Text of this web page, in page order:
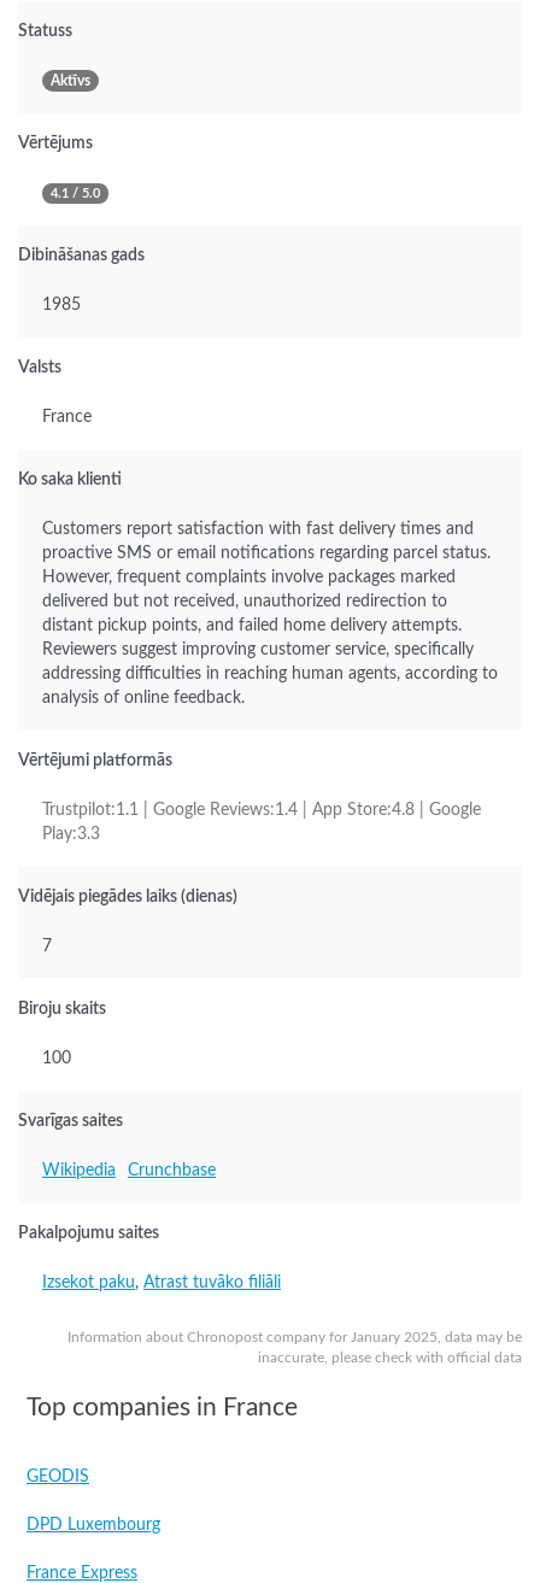
Information about Chronopost company for January 2025, data may be
inaccurate, please check with official data
Statuss
Aktīvs
Vērtējums
4.1 / 5.0
Dibināšanas gads
1985
Valsts
France
Ko saka klienti
Customers report satisfaction with fast delivery times and
proactive SMS or email notifications regarding parcel status.
However, frequent complaints involve packages marked
delivered but not received, unauthorized redirection to
distant pickup points, and failed home delivery attempts.
Reviewers suggest improving customer service, specifically
addressing difficulties in reaching human agents, according to
analysis of online feedback.
Vērtējumi platformās
Trustpilot:1.1 | Google Reviews:1.4 | App Store:4.8 | Google
Play:3.3
Vidējais piegādes laiks (dienas)
7
Biroju skaits
100
Svarīgas saites
Wikipedia Crunchbase
Pakalpojumu saites
Izsekot paku, Atrast tuvāko filiāli
Top companies in France
GEODIS
DPD Luxembourg
France Express